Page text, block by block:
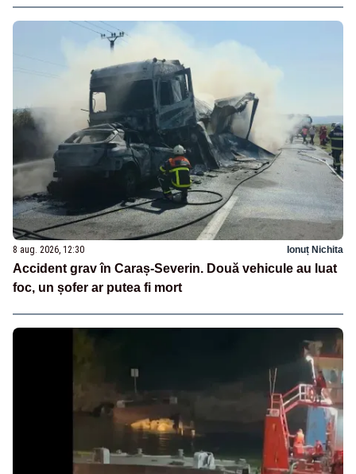
8 aug. 2026, 12:30 Ionuț Nichita
Accident grav în Caraș-Severin. Două vehicule au luat
foc, un șofer ar putea fi mort